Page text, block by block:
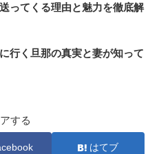
ってくる理由と魅力を徹底解
行く旦那の真実と妻が知って
する
はてブ